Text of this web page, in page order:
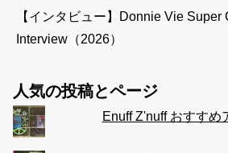
【インタビュー】Donnie Vie Super
Interview（2026）
人気の投稿とページ
Enuff Z'nuff おすすめ